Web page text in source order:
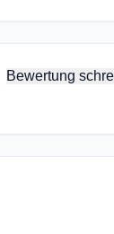
Bewertung